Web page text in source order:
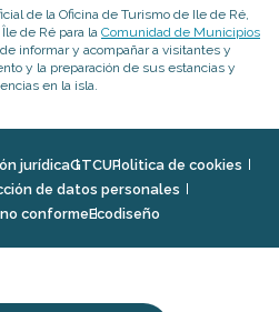
de la Oficina de Turismo de Ile de Ré,
de Ré para la Comunidad de Municipios
informar y acompañar a visitantes y
y la preparación de sus estancias y
en la isla.
jurídicaGTCUPolitica de cookies
de datos personales
conformeEcodiseño